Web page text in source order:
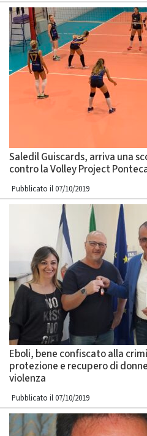
Saledil Guiscards, arriva una
contro la Volley Project
Pubblicato il 07/10/2019
Eboli, bene confiscato alla
protezione e recupero di
violenza
Pubblicato il 07/10/2019